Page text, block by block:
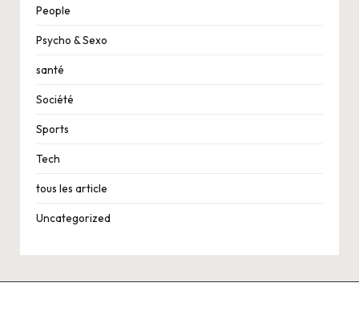
People
Psycho & Sexo
santé
Société
Sports
Tech
tous les article
Uncategorized